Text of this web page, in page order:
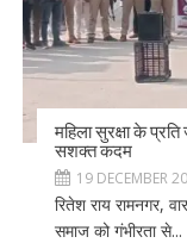
महिला सुरक्षा के
सशक्त कदम
19 DECEMBER
रितेश राय रामनगर,
समाज को गंभीरता से...